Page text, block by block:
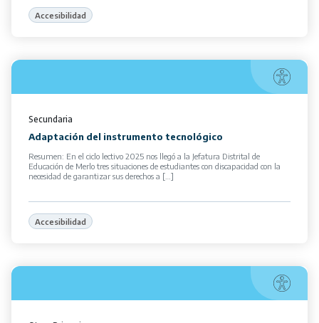
Accesibilidad
Secundaria
Adaptación del instrumento tecnológico
Resumen: En el ciclo lectivo 2025 nos llegó a la Jefatura Distrital de
Educación de Merlo tres situaciones de estudiantes con discapacidad con la
necesidad de garantizar sus derechos a […]
Accesibilidad